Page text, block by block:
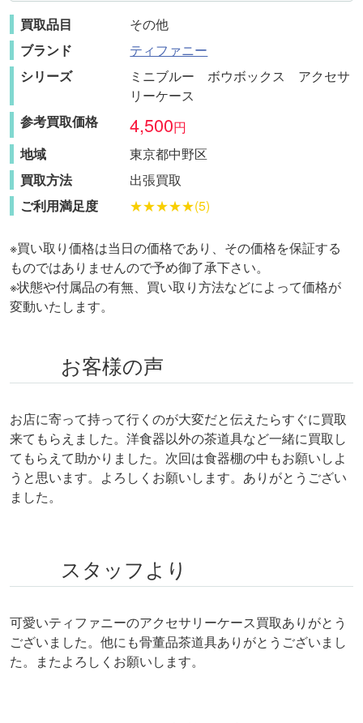
買取品目
その他
ブランド
ティファニー
シリーズ
ミニブルー ボウボックス アクセサ
リーケース
参考買取価格
4,500円
地域
東京都中野区
買取方法
出張買取
ご利用満足度
★★★★★(5)
※買い取り価格は当日の価格であり、その価格を保証する
ものではありませんので予め御了承下さい。
※状態や付属品の有無、買い取り方法などによって価格が
変動いたします。
お客様の声
お店に寄って持って行くのが大変だと伝えたらすぐに買取
来てもらえました。洋食器以外の茶道具など一緒に買取し
てもらえて助かりました。次回は食器棚の中もお願いしよ
うと思います。よろしくお願いします。ありがとうござい
ました。
スタッフより
可愛いティファニーのアクセサリーケース買取ありがとう
ございました。他にも骨董品茶道具ありがとうございまし
た。またよろしくお願いします。